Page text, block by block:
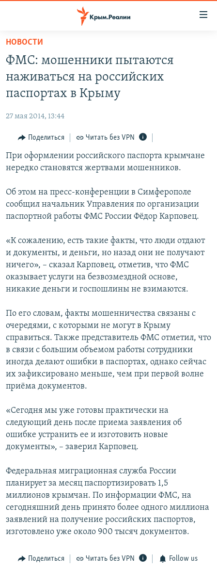
Вернуться
основному
содержанию
главной
Вернутся
поиску
11 ЛЕТ ОККУПАЦИИ КРЫМА. 11 ИСТОРИЙ СОПРОТИВЛЕНИЯ
ЕЩЕ
ИНТЕРАКТИВ
ИНФОГРАФИКА
ТЕЛЕПРОЕКТ КРЫМ.РЕАЛИИ
СОВЕТЫ ПРАВОЗАЩИТНИКОВ
ПРОПАВШИЕ БЕЗ ВЕСТИ
КРЫМ.НЕПОКОРЕННЫЙ
ELIFBE
УКРАИНСКАЯ ПРОБЛЕМА КРЫМА
РАДІО СВОБОДА
КАК ОБОЙТИ БЛОКИРОВКУ
Qırımtatar
Все сайты RFE/RL
НОВОСТИ
ФМС: мошенники пытаются
наживаться на российских
паспортах в Крыму
27 мая 2014, 13:44
Поделиться Читать без VPN
При оформлении российского паспорта крымчане
нередко становятся жертвами мошенников.
Об этом на пресс-конференции в Симферополе
сообщил начальник Управления по организации
паспортной работы ФМС России Фёдор Карповец.
«К сожалению, есть такие факты, что люди отдают
и документы, и деньги, но назад они не получают
ничего», – сказал Карповец, отметив, что ФМС
оказывает услуги на безвозмездной основе,
никакие деньги и госпошлины не взимаются.
По его словам, факты мошенничества связаны с
очередями, с которыми не могут в Крыму
справиться. Также представитель ФМС отметил, что
в связи с большим объемом работы сотрудники
иногда делают ошибки в паспортах, однако сейчас
их зафиксировано меньше, чем при первой волне
приёма документов.
«Сегодня мы уже готовы практически на
следующий день после приема заявления об
ошибке устранить ее и изготовить новые
документы», – заверил Карповец.
Федеральная миграционная служба России
планирует за месяц паспортизировать 1,5
миллионов крымчан. По информации ФМС, на
сегодняшний день принято более одного миллиона
заявлений на получение российских паспортов,
изготовлено уже около 900 тысяч документов.
Поделиться Читать без VPN Follow us